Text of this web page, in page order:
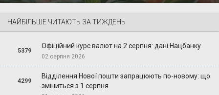
НАЙБІЛЬШЕ ЧИТАЮТЬ ЗА ТИЖДЕНЬ
5379
Офіційний курс валют на 2 серпня: дані Нацбанку
02 серпня 2026
4299
Відділення Нової пошти запрацюють по-новому: що
зміниться з 1 серпня